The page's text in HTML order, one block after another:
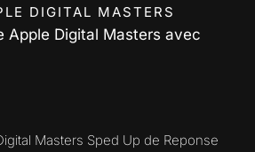
DIGITAL MASTERS
Apple Digital Masters avec
Masters Sped Up de Reponse